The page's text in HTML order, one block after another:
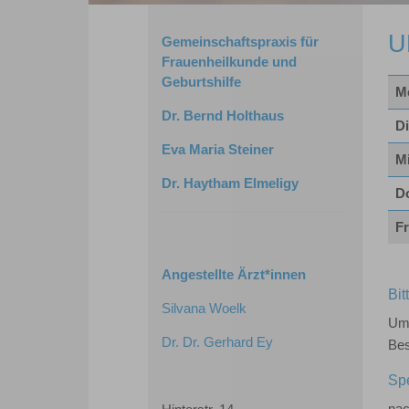
Gemeinschaftspraxis für
Frauenheilkunde und
Geburtshilfe
Dr. Bernd Holthaus
Eva Maria Steiner
Dr. Haytham Elmeligy
Angestellte Ärzt*innen
Silvana Woelk
Dr. Dr. Gerhard Ey